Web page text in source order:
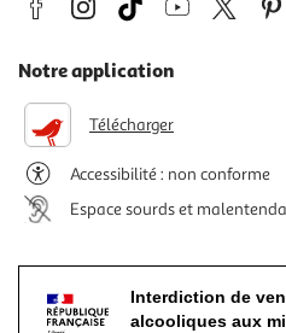
Notre application
Télécharger
Accessibilité : non conforme
Espace sourds et
Interdiction de
alcooliques aux